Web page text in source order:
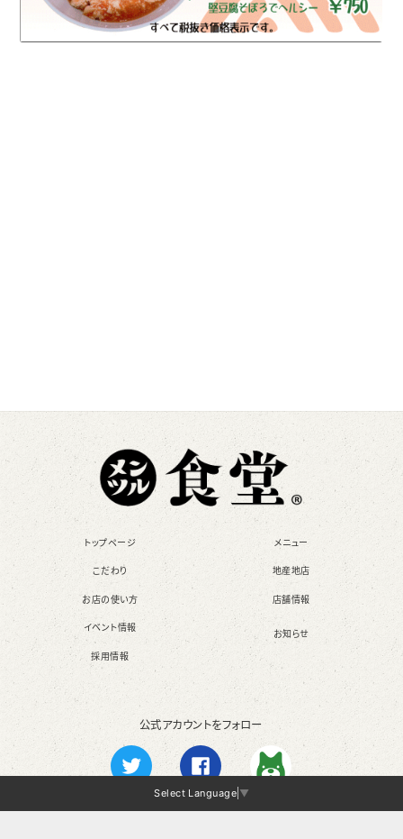
トップページ メニュー
こだわり 地産地店
お店の使い方 店舗情報
イベント情報
お知らせ
採用情報
公式アカウントをフォロー
Facebook
Select Language ▼